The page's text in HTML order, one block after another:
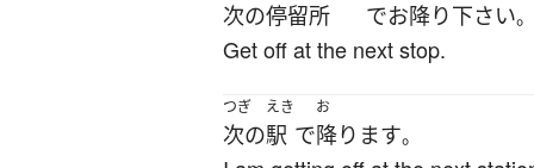
次の停留所 でお降り下さい。
Get off at the next stop.
つぎ
次の
えき
駅 で
お
降ります。